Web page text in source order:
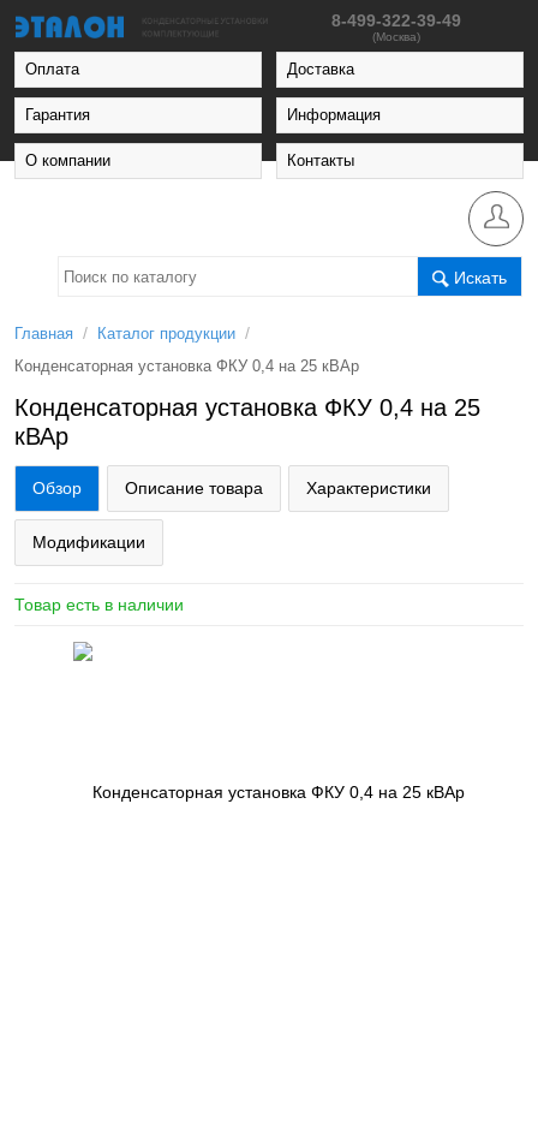
8-499-322-39-49
(Москва)
Оплата Доставка
Гарантия Информация
О компании Контакты
Искать
Главная / Каталог продукции /
Конденсаторная установка ФКУ 0,4 на 25 кВАр
Конденсаторная установка ФКУ 0,4 на 25
кВАр
Обзор Описание товара Характеристики
Модификации
Товар есть в наличии